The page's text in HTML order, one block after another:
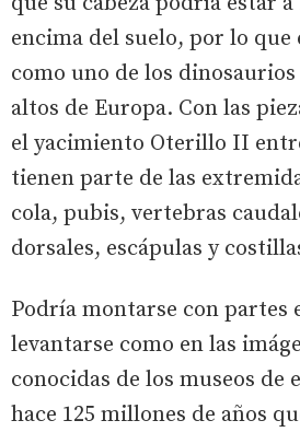
encima del suelo, por lo que
como uno de los
altos de Europa. Con las
el yacimiento Oterillo II
tienen parte de las
cola, pubis, vertebras
dorsales, escápulas y
Podría montarse con partes
levantarse como en las
conocidas de los museos de
hace 125 millones de años